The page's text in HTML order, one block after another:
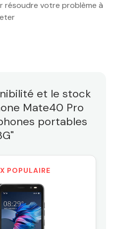
résoudre votre problème à
et le stock
Mate40 Pro
portables
POPULAIRE